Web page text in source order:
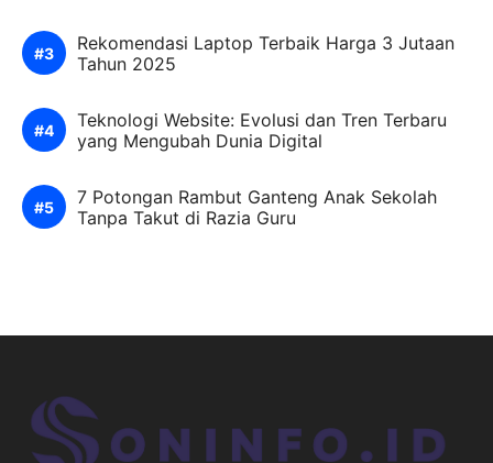
Rekomendasi Laptop Terbaik Harga 3 Jutaan
Tahun 2025
Teknologi Website: Evolusi dan Tren Terbaru
yang Mengubah Dunia Digital
7 Potongan Rambut Ganteng Anak Sekolah
Tanpa Takut di Razia Guru